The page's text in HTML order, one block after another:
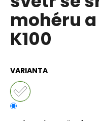
z
5
hvězdiček.
mohéru
K100
VARIANTA
u
j
e
m
DÁMSKÁ
BAVLNĚNO-
LNĚNÁ